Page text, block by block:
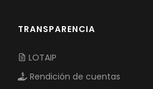
TRANSPARENCIA
LOTAIP
Rendición de cuentas